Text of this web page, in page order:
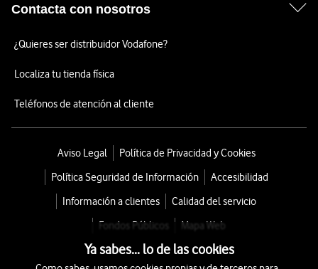
Contacta con nosotros
¿Quieres ser distribuidor Vodafone?
Localiza tu tienda física
Teléfonos de atención al cliente
Aviso Legal
Política de Privacidad y Cookies
Política Seguridad de Información
Accesibilidad
Información a clientes
Calidad del servicio
Fondos Públicos
Mapa Web
Ya sabes... lo de las cookies